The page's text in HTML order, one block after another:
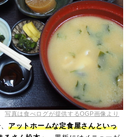
写真は食べログが提供するOGP画像より
アットホームな定食屋さんといっ